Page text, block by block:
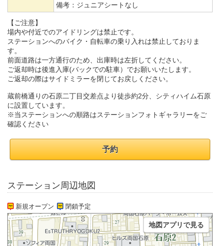
備考： ジュニアシートなし
【ご注意】
場内や付近でのアイドリングは禁止です。
ステーションへのバイク・自転車の乗り入れは禁止しておりま
す。
前面道路は一方通行のため、出庫時は左折してください。
ご返却時は後進入庫(バックでの駐車）でお願いいたします。
ご返却の際はサイドミラーを閉じてお戻しください。
蔵前橋通りの石原二丁目交差点より徒歩約2分、シティハイム石原
に設置しています。
※当ステーションへの順路はステーションフォトギャラリーをご
確認ください
予約
ステーション周辺地図
新規オープン 閉鎖予定
地図アプリで見る